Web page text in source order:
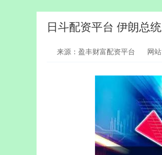
日斗配资平台 伊朗总
来源：盈丰财富配资平台 网